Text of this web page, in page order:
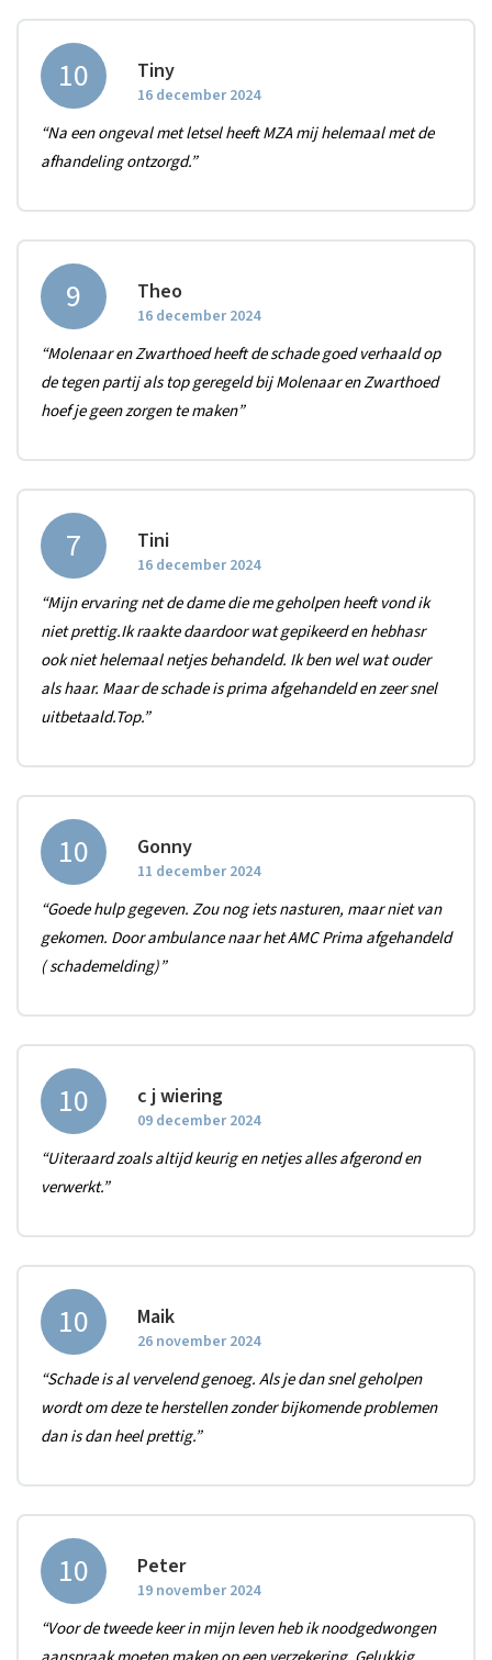
10 Tiny
16 december 2024
“Na een ongeval met letsel heeft MZA mij helemaal met de
afhandeling ontzorgd.”
9 Theo
16 december 2024
“Molenaar en Zwarthoed heeft de schade goed verhaald op
de tegen partij als top geregeld bij Molenaar en Zwarthoed
hoef je geen zorgen te maken”
7 Tini
16 december 2024
“Mijn ervaring net de dame die me geholpen heeft vond ik
niet prettig.Ik raakte daardoor wat gepikeerd en hebhasr
ook niet helemaal netjes behandeld. Ik ben wel wat ouder
als haar. Maar de schade is prima afgehandeld en zeer snel
uitbetaald.Top.”
10 Gonny
11 december 2024
“Goede hulp gegeven. Zou nog iets nasturen, maar niet van
gekomen. Door ambulance naar het AMC Prima afgehandeld
( schademelding)”
10 c j wiering
09 december 2024
“Uiteraard zoals altijd keurig en netjes alles afgerond en
verwerkt.”
10 Maik
26 november 2024
“Schade is al vervelend genoeg. Als je dan snel geholpen
wordt om deze te herstellen zonder bijkomende problemen
dan is dan heel prettig.”
10 Peter
19 november 2024
“Voor de tweede keer in mijn leven heb ik noodgedwongen